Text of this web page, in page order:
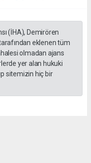
(İHA), Demirören
eklenen tüm
olmadan ajans
yer alan hukuki
sitemizin hiç bir